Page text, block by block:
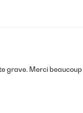
grave. Merci